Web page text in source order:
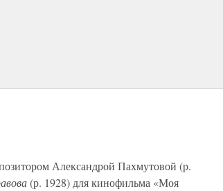
Александрой Пахмутовой (р.
(р. 1928) для кинофильма «Моя